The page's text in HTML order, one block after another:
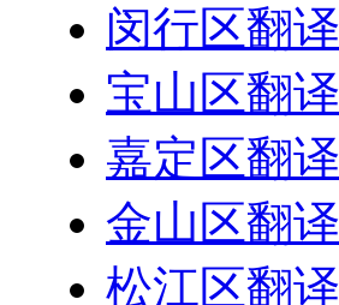
闵行区翻译
宝山区翻译
嘉定区翻译
金山区翻译
松江区翻译